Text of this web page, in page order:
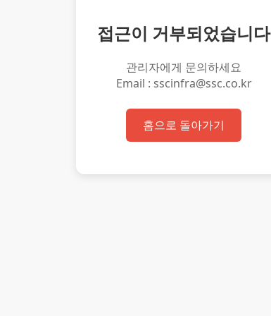
접근이 거부되었습니다
관리자에게 문의하세요
Email : sscinfra@ssc.co.kr
홈으로 돌아가기